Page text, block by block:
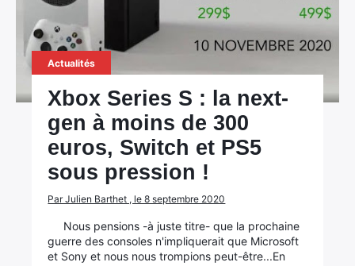
Actualités
Xbox Series S : la next-
gen à moins de 300
euros, Switch et PS5
sous pression !
Par Julien Barthet , le 8 septembre 2020
Nous pensions -à juste titre- que la prochaine
guerre des consoles n'impliquerait que Microsoft
et Sony et nous nous trompions peut-être...En